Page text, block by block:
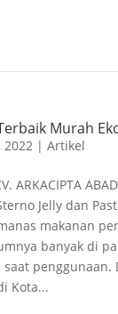
Murah
2022| Artikel
ARKACIPTA
Jelly dan
makanan
banyak di
penggunaan.
Kota...